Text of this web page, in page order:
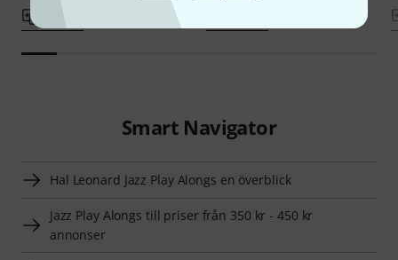
Smart Navigator
Hal Leonard Jazz Play Alongs en överblick
Jazz Play Alongs till priser från 350 kr - 450 kr
annonser